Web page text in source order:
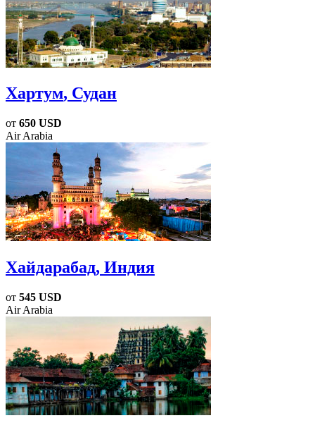
Хартум, Судан
от 650 USD
Air Arabia
Хайдарабад, Индия
от 545 USD
Air Arabia